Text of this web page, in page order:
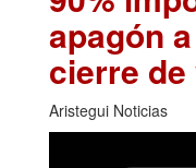
apagón
cierre
Aristegui Noticias